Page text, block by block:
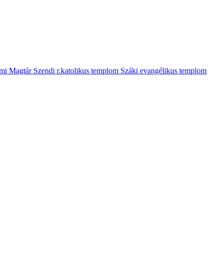
Magtár Szendi r.katolikus templom Száki evangélikus templom